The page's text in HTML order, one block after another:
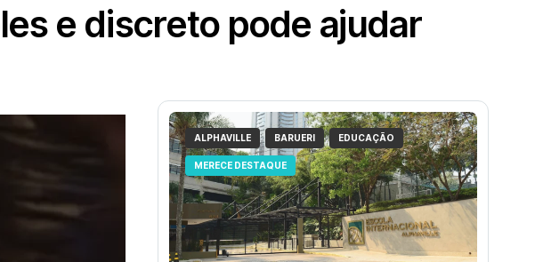
e discreto pode ajudar
ALPHAVILLE BARUERI EDUCAÇÃO
MERECE DESTAQUE